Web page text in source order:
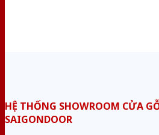
HỆ THỐNG SHOWROOM CỬA
SAIGONDOOR